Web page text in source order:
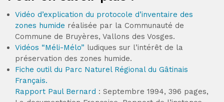
Vidéo d’explication du protocole d’inventaire des
zones humide réalisée par la Communauté de
Commune de Bruyères, Vallons des Vosges.
Vidéos “Méli-Mélo” ludiques sur l’intérêt de la
préservation des zones humide.
Fiche outil du Parc Naturel Régional du Gâtinais
Français.
Rapport Paul Bernard : Septembre 1994, 396 pages,